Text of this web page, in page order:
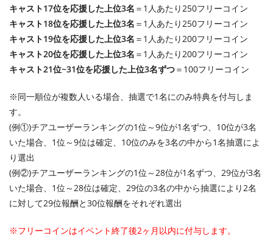
キャスト17位を応援した上位3名 ＝1人あたり250フリーコイン
キャスト18位を応援した上位3名 ＝1人あたり250フリーコイン
キャスト19位を応援した上位3名 ＝1人あたり200フリーコイン
キャスト20位を応援した上位3名 ＝1人あたり200フリーコイン
キャスト21位~31位を応援した上位3名ずつ＝100フリーコイン
※同一順位が複数人いる場合、抽選で1名にのみ特典を付与しま
す。
(例①)チアユーザーランキングの1位～9位が1名ずつ、10位が3名
いた場合、1位～9位は確定、10位のみを3名の中から1名抽選によ
り選出
(例②)チアユーザーランキングの1位～28位が1名ずつ、29位が3名
いた場合、1位～28位は確定、29位の3名の中から抽選により2名
に対して29位報酬と30位報酬をそれぞれ選出
※フリーコインはイベント終了後2ヶ月以内に付与します。